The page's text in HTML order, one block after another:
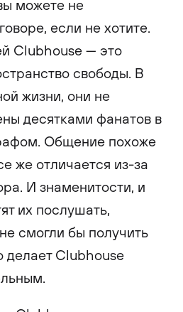
можете не
если не хотите.
Clubhouse — это
свободы. В
жизни, они не
десятками фанатов в
Общение похоже
же отличается из-за
И знаменитости, и
их послушать,
смогли бы получить
делает Clubhouse